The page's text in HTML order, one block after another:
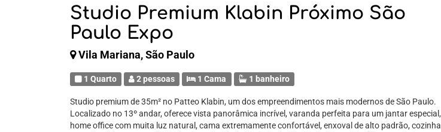
Studio Premium Klabin Próximo São
Paulo Expo
Vila Mariana, São Paulo
1 Quarto 2 pessoas 1 Cama 1 banheiro
Studio premium de 35m² no Patteo Klabin, um dos empreendimentos mais modernos de São Paulo.
Localizado no 13º andar, oferece vista panorâmica incrível, varanda perfeita para um jantar especial,
home office com muita luz natural, cama extremamente confortável, enxoval de alto padrão, cozinha